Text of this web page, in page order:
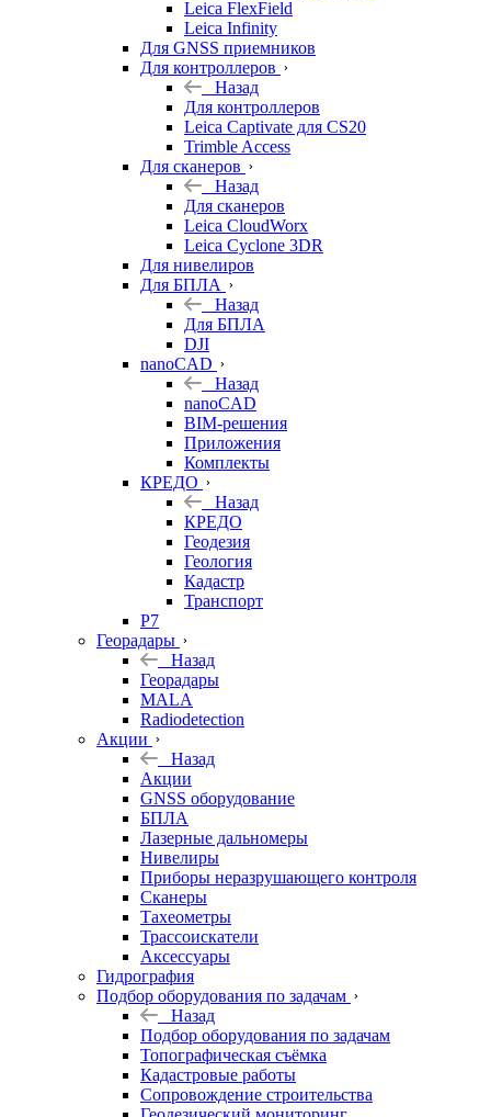
Leica FlexField
Leica Infinity
Для GNSS приемников
Для контроллеров
Назад
Для контроллеров
Leica Captivate для CS20
Trimble Access
Для сканеров
Назад
Для сканеров
Leica CloudWorx
Leica Cyclone 3DR
Для нивелиров
Для БПЛА
Назад
Для БПЛА
DJI
nanoCAD
Назад
nanoCAD
BIM-решения
Приложения
Комплекты
КРЕДО
Назад
КРЕДО
Геодезия
Геология
Кадастр
Транспорт
Р7
Георадары
Назад
Георадары
MALA
Radiodetection
Акции
Назад
Акции
GNSS оборудование
БПЛА
Лазерные дальномеры
Нивелиры
Приборы неразрушающего контроля
Сканеры
Тахеометры
Трассоискатели
Аксессуары
Гидрография
Подбор оборудования по задачам
Назад
Подбор оборудования по задачам
Топографическая съёмка
Кадастровые работы
Сопровождение строительства